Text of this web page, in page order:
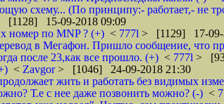
схему... (По принципу:- работает,-
[1128] 15-09-2018 09:09
номер по MNP ? (+) < 777l > [1129] 17-09-
в Мегафон. Пришло сообщение, что
после 23,как все прошло. (+) < 777l >
< Zavgor> [1046] 24-09-2018 21:30
жить и работать без видимых
Т.е с нее даже позвонить можно? (-) <